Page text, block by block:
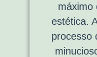
máximo
estética.
processo